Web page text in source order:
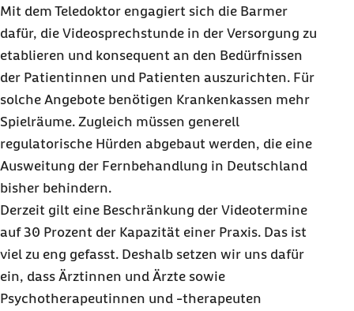
Mit dem Teledoktor engagiert sich die Barmer
dafür, die Videosprechstunde in der Versorgung zu
etablieren und konsequent an den Bedürfnissen
der Patientinnen und Patienten auszurichten. Für
solche Angebote benötigen Krankenkassen mehr
Spielräume. Zugleich müssen generell
regulatorische Hürden abgebaut werden, die eine
Ausweitung der Fernbehandlung in Deutschland
bisher behindern.
Derzeit gilt eine Beschränkung der Videotermine
auf 30 Prozent der Kapazität einer Praxis. Das ist
viel zu eng gefasst. Deshalb setzen wir uns dafür
ein, dass Ärztinnen und Ärzte sowie
Psychotherapeutinnen und -therapeuten